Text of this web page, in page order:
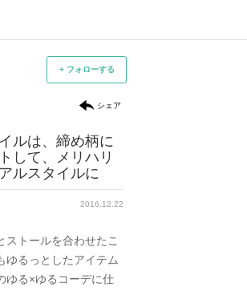
+ フォローする
シェア
ルは、締め柄に
して、メリハリ
ルスタイルに
2016.12.22
ストールを合わせたこ
ゆるっとしたアイテム
ゆる×ゆるコーデに仕